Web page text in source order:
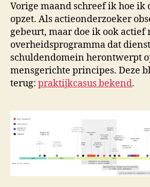
Vorige maand schreef ik hoe ik
opzet. Als actieonderzoeker
gebeurt, maar doe ik ook actief
overheidsprogramma dat
schuldendomein herontwerpt
mensgerichte principes. Deze
terug: praktijkcasus bekend.